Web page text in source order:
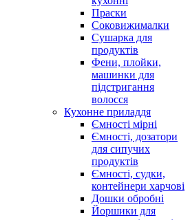
Праски
Соковижималки
Сушарка для
продуктів
Фени, плойки,
машинки для
підстригання
волосся
Кухонне приладдя
Ємності мірні
Ємності, дозатори
для сипучих
продуктів
Ємності, судки,
контейнери харчові
Дошки обробні
Йоршики для